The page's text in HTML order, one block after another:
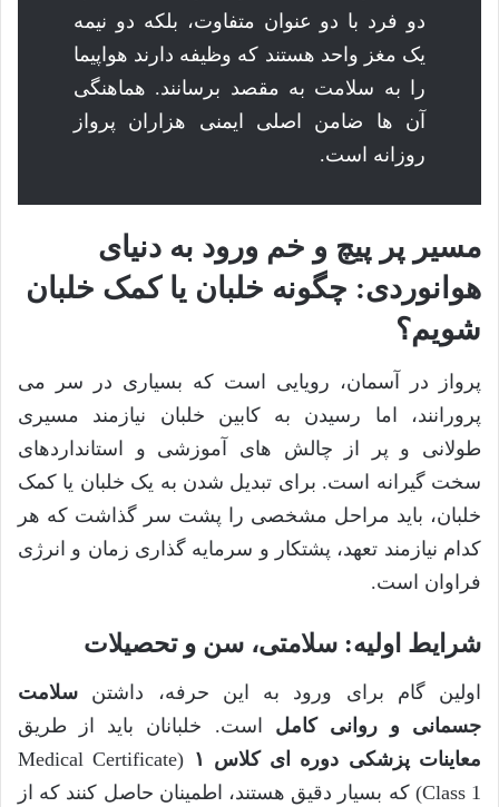
دو فرد با دو عنوان متفاوت، بلکه دو نیمه
یک مغز واحد هستند که وظیفه دارند هواپیما
را به سلامت به مقصد برسانند. هماهنگی
آن ها ضامن اصلی ایمنی هزاران پرواز
روزانه است.
مسیر پر پیچ و خم ورود به دنیای
هوانوردی: چگونه خلبان یا کمک خلبان
شویم؟
پرواز در آسمان، رویایی است که بسیاری در سر می
پرورانند، اما رسیدن به کابین خلبان نیازمند مسیری
طولانی و پر از چالش های آموزشی و استانداردهای
سخت گیرانه است. برای تبدیل شدن به یک خلبان یا کمک
خلبان، باید مراحل مشخصی را پشت سر گذاشت که هر
کدام نیازمند تعهد، پشتکار و سرمایه گذاری زمان و انرژی
فراوان است.
شرایط اولیه: سلامتی، سن و تحصیلات
اولین گام برای ورود به این حرفه، داشتن سلامت
جسمانی و روانی کامل است. خلبانان باید از طریق
معاینات پزشکی دوره ای کلاس ۱
(Medical Certificate
Class 1) که بسیار دقیق هستند، اطمینان حاصل کنند که از